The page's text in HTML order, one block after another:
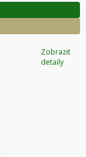
Zobrazit
detaily